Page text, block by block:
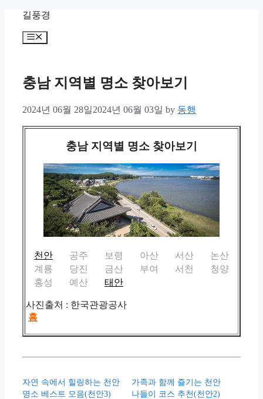
content
길풍경
Menu
충남 지역별 명소 찾아보기
2024년 06월 28일2024년 06월 03일 by 동행
충남 지역별 명소 찾아보기
천안 공주 보령 아산 서산
논산
계룡
당진 금산 부여 서천
청양
홍성
예산 태안
사진출처 : 한국관광공사
홈
자연 속에서 힐링하는 천안
명소 베스트 모음(천안3)
가족과 함께 즐기는 천안
나들이 코스 추천(천안2)